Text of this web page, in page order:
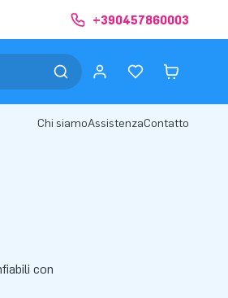
+390457860003
Chi siamoAssistenzaContatto
con